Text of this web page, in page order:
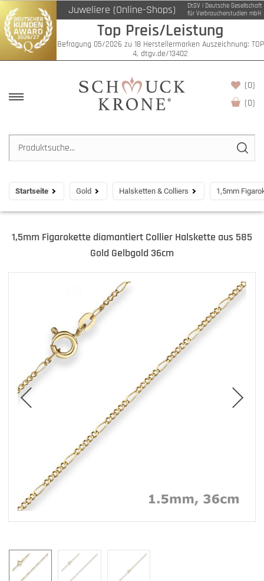
Juweliere (Online-Shops)
DtGV | Deutsche Gesellschaft
für Verbraucherstudien mbH
Top Preis/Leistung
Befragung 05/2026 zu 18 Herstellermarken Auszeichnung: TOP
4, dtgv.de/13402
(0)
(0)
Startseite Gold Halsketten & Colliers 1,5mm
1,5mm Figarokette diamantiert Collier Halskette aus 585
Gold Gelbgold 36cm